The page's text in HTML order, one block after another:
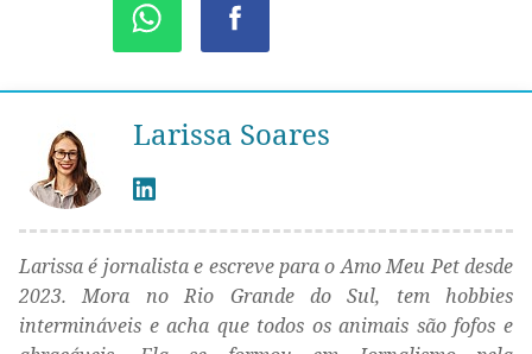
Larissa Soares
Larissa é jornalista e escreve para o Amo Meu Pet desde
2023. Mora no Rio Grande do Sul, tem hobbies
intermináveis e acha que todos os animais são fofos e